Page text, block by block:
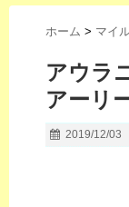
ホーム > マイ
アウラ
アーリ
2019/12/03